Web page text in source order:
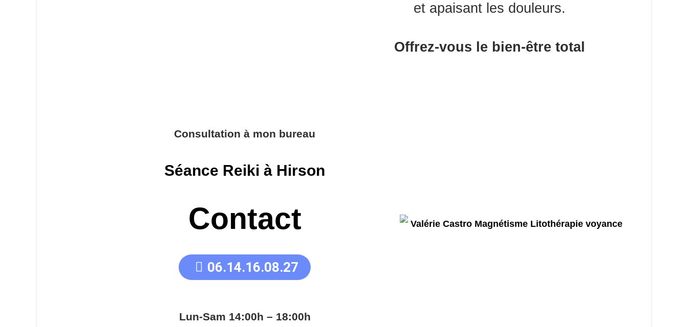
et apaisant les douleurs.
Offrez-vous le bien-être total
Consultation à mon bureau
Séance Reiki à Hirson
Contact
06.14.16.08.27
Lun-Sam 14:00h – 18:00h